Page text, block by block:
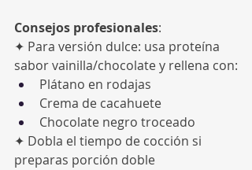
Consejos profesionales:
✦ Para versión dulce: usa proteína
sabor vainilla/chocolate y rellena con:
Plátano en rodajas
Crema de cacahuete
Chocolate negro troceado
✦ Dobla el tiempo de cocción si
preparas porción doble